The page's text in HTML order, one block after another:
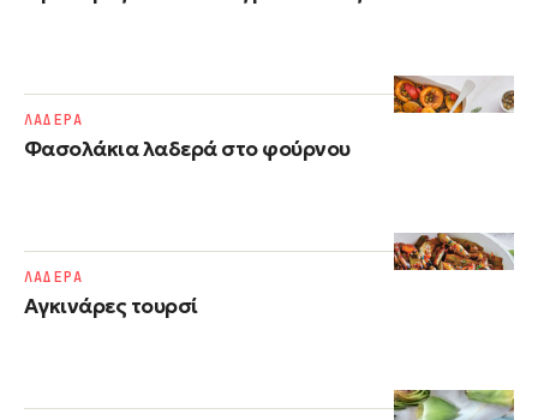
Φασολάκια λαδερά στο φούρνου
ΛΑΔΕΡΑ
Αγκινάρες τουρσί
ΛΑΔΕΡΑ